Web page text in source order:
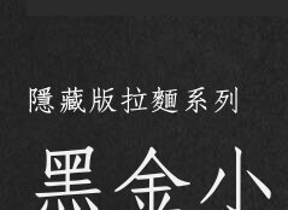
隱藏版拉麵系列
黑金